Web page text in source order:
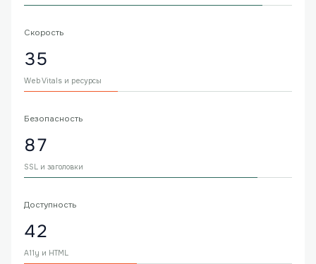
Скорость
35
Web Vitals и ресурсы
Безопасность
87
SSL и заголовки
Доступность
42
A11y и HTML